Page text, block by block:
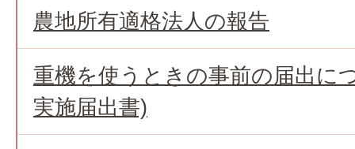
農地所有適格法人の報告
重機を使うときの事前の届出に
実施届出書)